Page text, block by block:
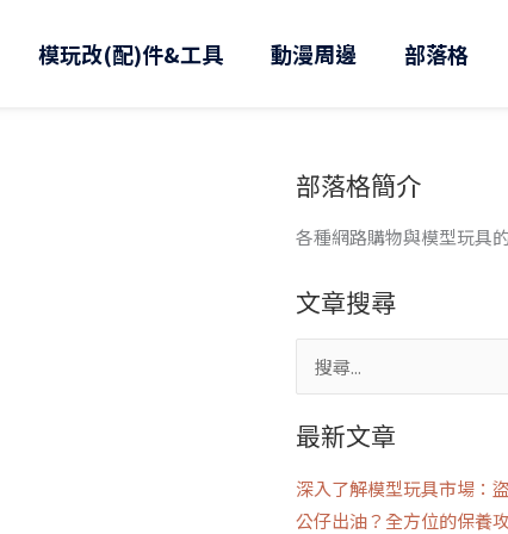
模玩改(配)件&工具 動漫周邊 部落格
部落格簡介
各種網路購物與模型玩具
文章搜尋
尋
關
字:
最新文章
深入了解模型玩具市場：
公仔出油？全方位的保養